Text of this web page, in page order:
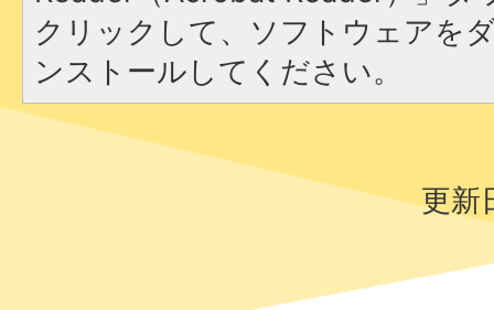
クリックして、ソフトウェアを
ンストールしてください。
更新